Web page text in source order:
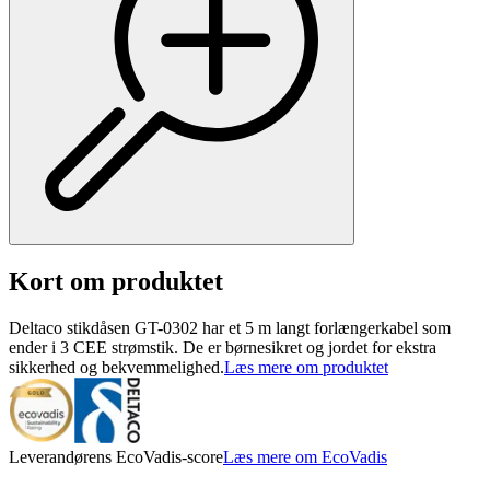
Kort om produktet
Deltaco stikdåsen GT-0302 har et 5 m langt forlængerkabel som
ender i 3 CEE strømstik. De er børnesikret og jordet for ekstra
sikkerhed og bekvemmelighed.Læs mere om produktet
Leverandørens EcoVadis-scoreLæs mere om EcoVadis